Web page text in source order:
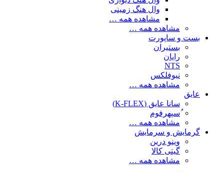
وال هنگ زمینی
مشاهده همه …
مشاهده همه …
بست و ساپورت
بستیران
رایان
NTS
نیوفلکس
مشاهده همه …
عایق
سانا عایق (K-FLEX)
ُسپهرفوم
مشاهده همه …
گرمایش و سرمایش
وینو درین
گیتی کالا
مشاهده همه …